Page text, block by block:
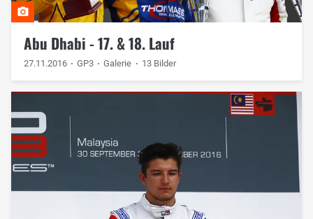
Abu Dhabi - 17. & 18. Lauf
27.11.2016 GP3 Galerie 13 Bilder